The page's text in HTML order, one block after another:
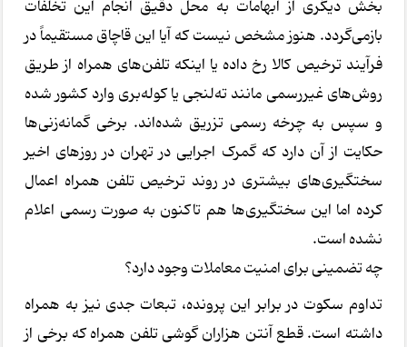
بخش دیگری از ابهامات به محل دقیق انجام این تخلفات
بازمی‌گردد. هنوز مشخص نیست که آیا این قاچاق مستقیماً در
فرآیند ترخیص کالا رخ داده یا اینکه تلفن‌های همراه از طریق
روش‌های غیررسمی مانند ته‌لنجی یا کوله‌بری وارد کشور شده
و سپس به چرخه رسمی تزریق شده‌اند. برخی گمانه‌زنی‌ها
حکایت از آن دارد که گمرک اجرایی در تهران در روزهای اخیر
سختگیری‌های بیشتری در روند ترخیص تلفن همراه اعمال
کرده اما این سختگیری‌ها هم تاکنون به صورت رسمی اعلام
نشده است.
چه تضمینی برای امنیت معاملات وجود دارد؟
تداوم سکوت در برابر این پرونده، تبعات جدی نیز به همراه
داشته است. قطع آنتن هزاران گوشی تلفن همراه که برخی از